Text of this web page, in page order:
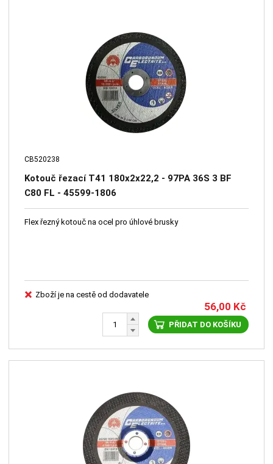
CB520238
Kotouč řezací T41 180x2x22,2 - 97PA 36S 3 BF
C80 FL - 45599-1806
Flex řezný kotouč na ocel pro úhlové brusky
Zboží je na cestě od dodavatele
56,00 Kč
PŘIDAT DO KOŠÍKU